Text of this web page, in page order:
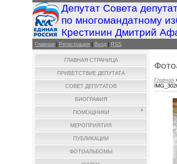
Депутат Совета
по многомандатному
Крестинин Дмитрий
Главная | Регистрация | Вход | RSS
ГЛАВНАЯ СТРАНИЦА
ПРИВЕТСТВИЕ ДЕПУТАТА
СОВЕТ ДЕПУТАТОВ
БИОГРАФИЯ
ПОМОЩНИКИ
МЕРОПРИЯТИЯ
ПУБЛИКАЦИИ
ФОТОАЛЬБОМЫ
Главная